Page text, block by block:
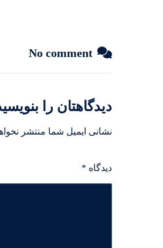
No comment
دیدگاهتان را
نشانی ایمیل شما منتشر
دیدگاه *